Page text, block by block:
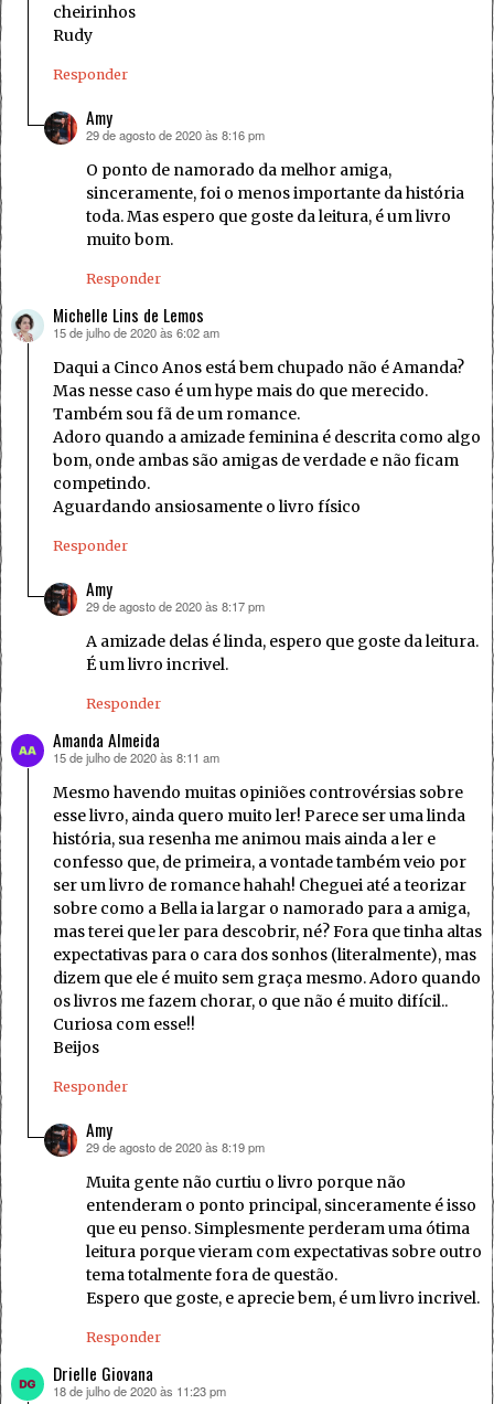
cheirinhos
Rudy
Responder
Amy
disse:
29 de agosto de 2020 às 8:16 pm
O ponto de namorado da melhor amiga,
sinceramente, foi o menos importante da história
toda. Mas espero que goste da leitura, é um livro
muito bom.
Responder
Michelle Lins de Lemos
disse:
15 de julho de 2020 às 6:02 am
Daqui a Cinco Anos está bem chupado não é Amanda?
Mas nesse caso é um hype mais do que merecido.
Também sou fã de um romance.
Adoro quando a amizade feminina é descrita como algo
bom, onde ambas são amigas de verdade e não ficam
competindo.
Aguardando ansiosamente o livro físico
Responder
Amy
disse:
29 de agosto de 2020 às 8:17 pm
A amizade delas é linda, espero que goste da leitura.
É um livro incrivel.
Responder
Amanda Almeida
disse:
15 de julho de 2020 às 8:11 am
Mesmo havendo muitas opiniões controvérsias sobre
esse livro, ainda quero muito ler! Parece ser uma linda
história, sua resenha me animou mais ainda a ler e
confesso que, de primeira, a vontade também veio por
ser um livro de romance hahah! Cheguei até a teorizar
sobre como a Bella ia largar o namorado para a amiga,
mas terei que ler para descobrir, né? Fora que tinha altas
expectativas para o cara dos sonhos (literalmente), mas
dizem que ele é muito sem graça mesmo. Adoro quando
os livros me fazem chorar, o que não é muito difícil..
Curiosa com esse!!
Beijos
Responder
Amy
disse:
29 de agosto de 2020 às 8:19 pm
Muita gente não curtiu o livro porque não
entenderam o ponto principal, sinceramente é isso
que eu penso. Simplesmente perderam uma ótima
leitura porque vieram com expectativas sobre outro
tema totalmente fora de questão.
Espero que goste, e aprecie bem, é um livro incrivel.
Responder
Drielle Giovana
disse:
18 de julho de 2020 às 11:23 pm